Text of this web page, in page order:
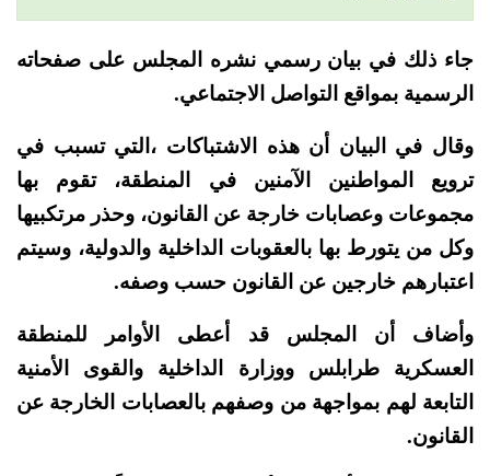
جاء ذلك في بيان رسمي نشره المجلس على صفحاته
الرسمية بمواقع التواصل الاجتماعي.
وقال في البيان أن هذه الاشتباكات ،التي تسبب في
ترويع المواطنين الآمنين في المنطقة، تقوم بها
مجموعات وعصابات خارجة عن القانون، وحذر مرتكبيها
وكل من يتورط بها بالعقوبات الداخلية والدولية، وسيتم
اعتبارهم خارجين عن القانون حسب وصفه.
وأضاف أن المجلس قد أعطى الأوامر للمنطقة
العسكرية طرابلس ووزارة الداخلية والقوى الأمنية
التابعة لهم بمواجهة من وصفهم بالعصابات الخارجة عن
القانون.